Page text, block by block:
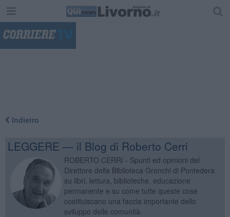
Indietro
LEGGERE — il Blog di Roberto Cerri
ROBERTO CERRI - Spunti ed opinioni del
Direttore della Biblioteca Gronchi di Pontedera
su libri, lettura, biblioteche, educazione
permanente e su come tutte queste cose
costituiscano una faccia importante dello
sviluppo delle comunità.